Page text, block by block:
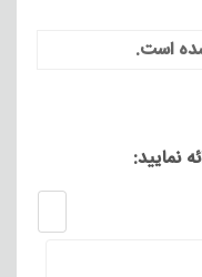
است.
نمایید: